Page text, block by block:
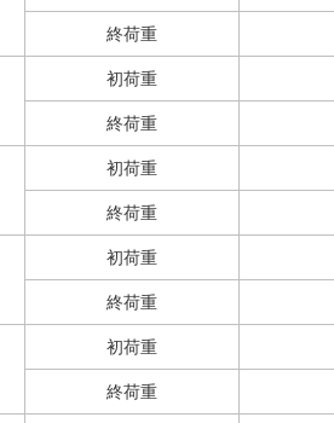
終荷重
初荷重
終荷重
初荷重
終荷重
初荷重
終荷重
初荷重
終荷重